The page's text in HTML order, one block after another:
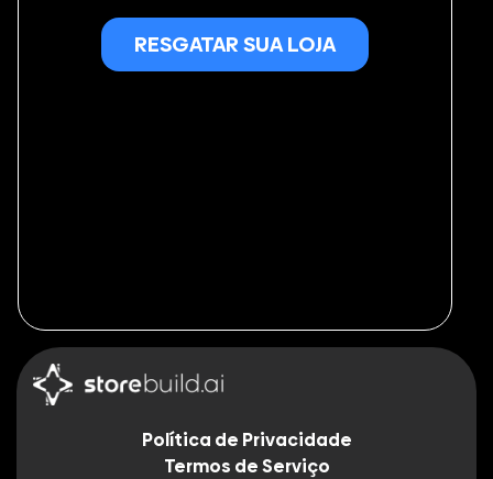
RESGATAR SUA LOJA
Política de Privacidade
Termos de Serviço